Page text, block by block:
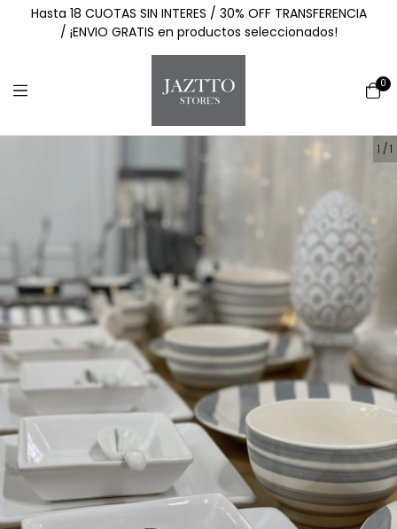
Hasta 18 CUOTAS SIN INTERES / 30% OFF TRANSFERENCIA
/ ¡ENVIO GRATIS en productos seleccionados!
0
1 /1